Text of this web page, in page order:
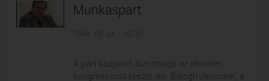
Munkaspart
1994. 09. 24. - 19:30
A part kozponti bizottsaga az oktoberi
kongresszust kesziti elo. Balogh Janosne , a